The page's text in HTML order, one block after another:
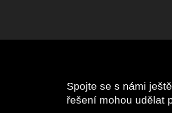
Spojte se s námi
řešení mohou udělat